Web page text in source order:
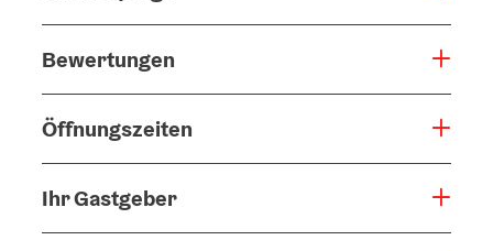
Bewertungen
Öffnungszeiten
Ihr Gastgeber